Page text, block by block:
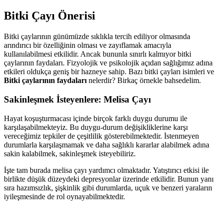
Bitki Çayı Önerisi
Bitki çaylarının günümüzde sıklıkla tercih ediliyor olmasında
arındırıcı bir özelliğinin olması ve zayıflamak amacıyla
kullanılabilmesi etkilidir. Ancak bununla sınırlı kalmıyor bitki
çaylarının faydaları. Fizyolojik ve psikolojik açıdan sağlığımız adına
etkileri oldukça geniş bir hazneye sahip. Bazı bitki çayları isimleri ve
Bitki çaylarının faydaları nelerdir? Birkaç örnekle bahsedelim.
Sakinleşmek İsteyenlere: Melisa Çayı
Hayat koşuşturmacası içinde birçok farklı duygu durumu ile
karşılaşabilmekteyiz. Bu duygu-durum değişikliklerine karşı
vereceğimiz tepkiler de çeşitlilik gösterebilmektedir. İstenmeyen
durumlarla karşılaşmamak ve daha sağlıklı kararlar alabilmek adına
sakin kalabilmek, sakinleşmek isteyebiliriz.
İşte tam burada melisa çayı yardımcı olmaktadır. Yatıştırıcı etkisi ile
birlikte düşük düzeydeki depresyonlar üzerinde etkilidir. Bunun yanı
sıra hazımsızlık, şişkinlik gibi durumlarda, uçuk ve benzeri yaraların
iyileşmesinde de rol oynayabilmektedir.